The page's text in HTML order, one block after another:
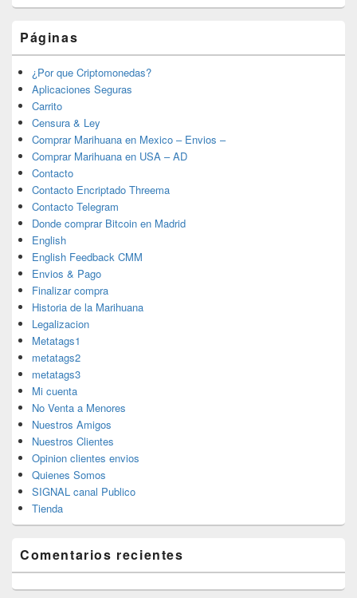
Páginas
¿Por que Criptomonedas?
Aplicaciones Seguras
Carrito
Censura & Ley
Comprar Marihuana en Mexico – Envios –
Comprar Marihuana en USA – AD
Contacto
Contacto Encriptado Threema
Contacto Telegram
Donde comprar Bitcoin en Madrid
English
English Feedback CMM
Envios & Pago
Finalizar compra
Historia de la Marihuana
Legalizacion
Metatags1
metatags2
metatags3
Mi cuenta
No Venta a Menores
Nuestros Amigos
Nuestros Clientes
Opinion clientes envios
Quienes Somos
SIGNAL canal Publico
Tienda
Comentarios recientes